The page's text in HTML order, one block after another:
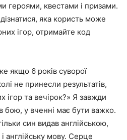
героями, квестами і призами.
яка користь може
ігор, отримайте код
якщо 6 років суворої
не принесли результатів,
ігор та вечірок?» Я завжди
бою, у вченні має бути важко.
син видав англійською,
англійську мову. Серце